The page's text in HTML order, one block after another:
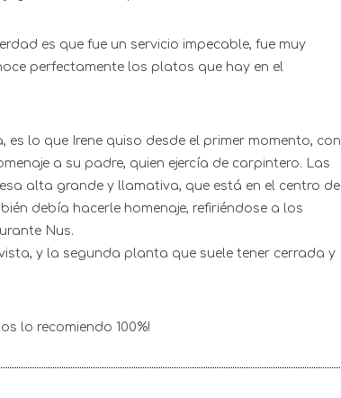
es que fue un servicio impecable, fue muy
perfectamente los platos que hay en el
lo que Irene quiso desde el primer momento, con
a su padre, quien ejercía de carpintero. Las
alta grande y llamativa, que está en el centro de
debía hacerle homenaje, refiriéndose a los
Nus.
y la segunda planta que suele tener cerrada y
lo recomiendo 100%!